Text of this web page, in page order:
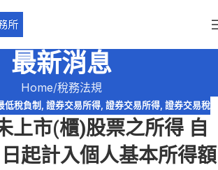
最新消息
Home 稅務法規
低稅負制 , 證券交易所得, 證券交易所得, 證券交易稅
上市(櫃)股票之所得 自
起計入個人基本所得額